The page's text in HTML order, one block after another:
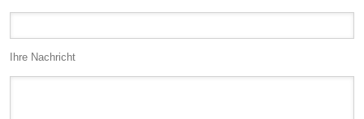
Ihre Nachricht